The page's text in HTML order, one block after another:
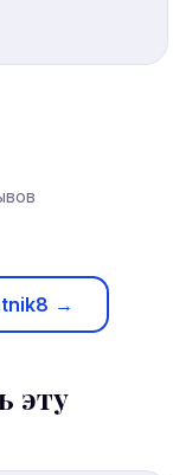
→
эту